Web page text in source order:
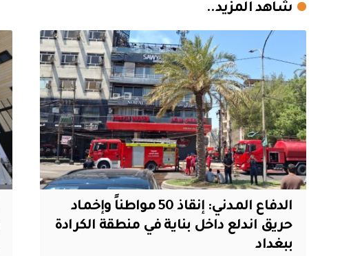
شاهد المزيد..
الدفاع المدني: إنقاذ 50 مواطناً وإخماد
حريق اندلع داخل بناية في منطقة الكرادة
ببغداد